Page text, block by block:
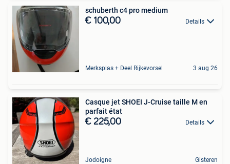
schuberth c4 pro medium
€ 100,00 Details
Merksplas + Deel Rijkevorsel 3 aug 26
Casque jet SHOEI J-Cruise taille M en
parfait état
€ 225,00 Details
Jodoigne Gisteren